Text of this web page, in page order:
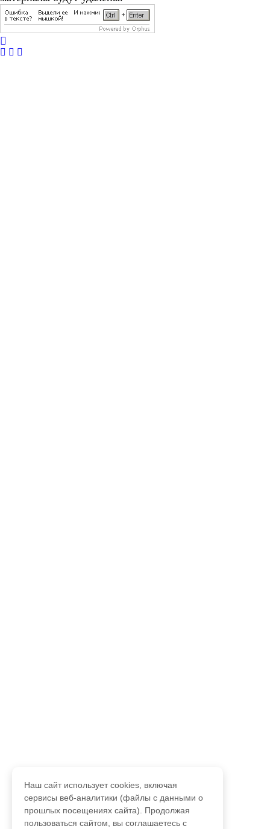
Наш сайт использует cookies, включая
сервисы веб-аналитики (файлы с данными о
прошлых посещениях сайта). Продолжая
пользоваться сайтом, вы соглашаетесь с